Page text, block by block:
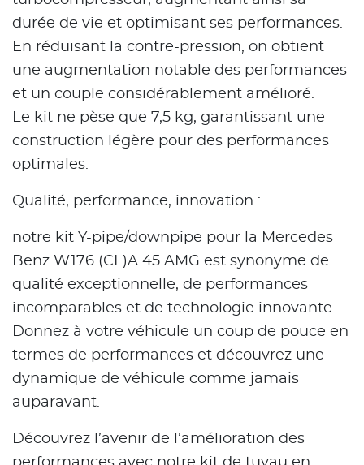
durée de vie et optimisant ses performances.
En réduisant la contre-pression, on obtient
une augmentation notable des performances
et un couple considérablement amélioré.
Le kit ne pèse que 7,5 kg, garantissant une
construction légère pour des performances
optimales.
Qualité, performance, innovation :
notre kit Y-pipe/downpipe pour la Mercedes
Benz W176 (CL)A 45 AMG est synonyme de
qualité exceptionnelle, de performances
incomparables et de technologie innovante.
Donnez à votre véhicule un coup de pouce en
termes de performances et découvrez une
dynamique de véhicule comme jamais
auparavant.
Découvrez l’avenir de l’amélioration des